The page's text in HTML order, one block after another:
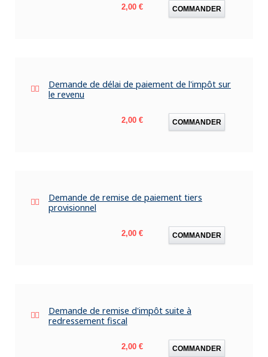
Prix
2,00 € COMMANDER
Demande de délai de paiement de l'impôt sur
le revenu
Prix
2,00 € COMMANDER
Demande de remise de paiement tiers
provisionnel
Prix
2,00 € COMMANDER
Demande de remise d'impôt suite à
redressement fiscal
Prix
2,00 € COMMANDER